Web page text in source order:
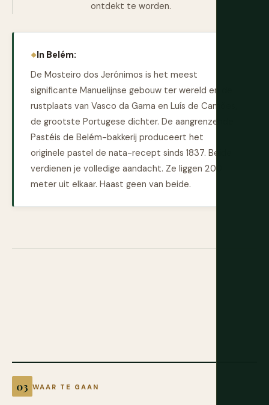
ontdekt te worden.
In Belém:
De Mosteiro dos Jerónimos is het meest
significante Manuelijnse gebouw ter wereld en de
rustplaats van Vasco da Gama en Luís de Camões,
de grootste Portugese dichter. De aangrenzende
Pastéis de Belém-bakkerij produceert het
originele pastel de nata-recept sinds 1837. Beide
verdienen je volledige aandacht. Ze liggen 200
meter uit elkaar. Haast geen van beide.
WAAR TE GAAN